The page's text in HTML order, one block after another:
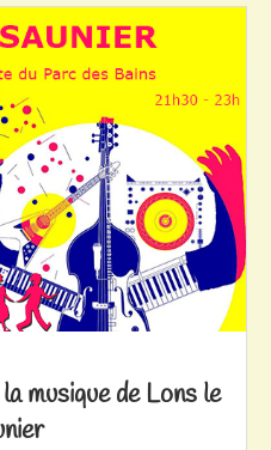
musique de Lons le